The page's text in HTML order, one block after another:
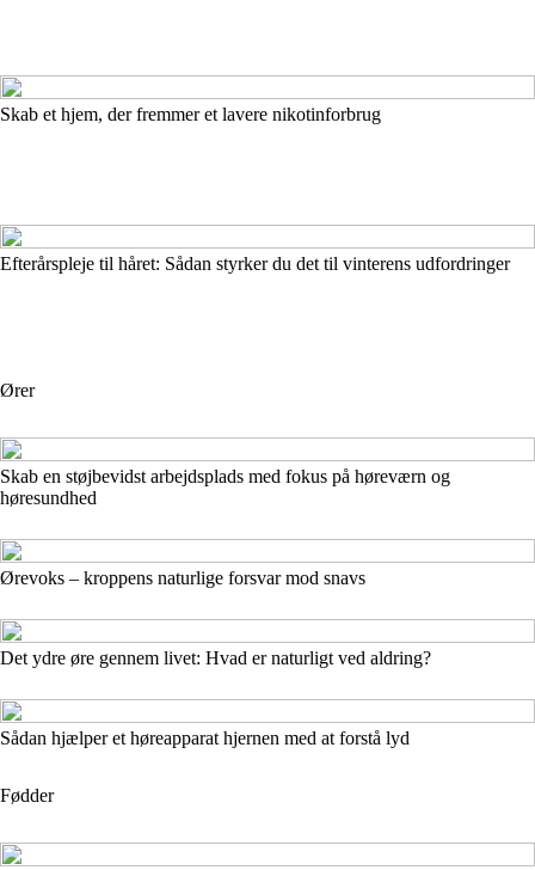
Skab et hjem, der fremmer et lavere nikotinforbrug
Efterårspleje til håret: Sådan styrker du det til vinterens udfordringer
Ører
Skab en støjbevidst arbejdsplads med fokus på høreværn og
høresundhed
Ørevoks – kroppens naturlige forsvar mod snavs
Det ydre øre gennem livet: Hvad er naturligt ved aldring?
Sådan hjælper et høreapparat hjernen med at forstå lyd
Fødder